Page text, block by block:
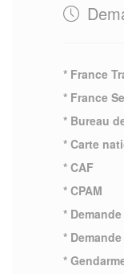
* France
* France
* Bureau
* Carte
* CAF
* CPAM
*
*
*